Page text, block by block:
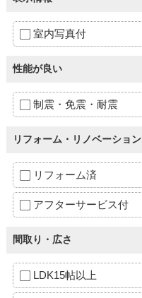
室内写真付
性能が良い
制震・免震・耐震
リフォーム・リノベーション
リフォーム済
アフターサービス付
間取り・広さ
LDK15帖以上